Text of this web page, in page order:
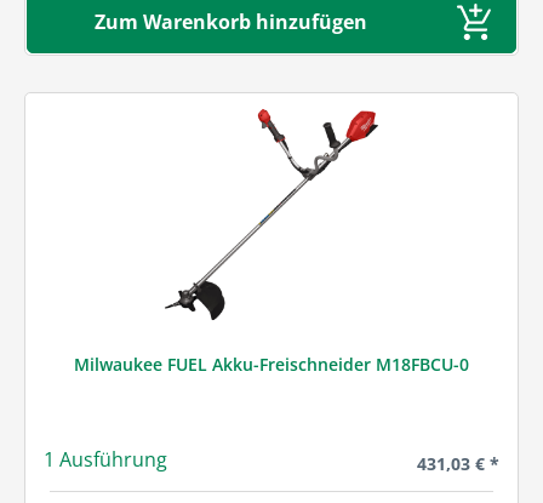
Zum Warenkorb hinzufügen
Milwaukee FUEL Akku-Freischneider M18FBCU-0
1 Ausführung Regulärer
431,03 € *